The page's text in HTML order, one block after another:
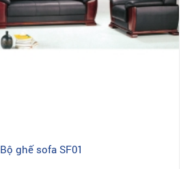
Bộ ghế sofa SF01